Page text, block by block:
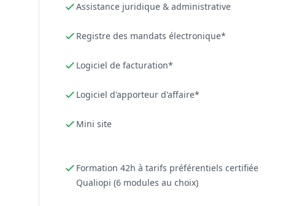
Assistance juridique & administrative
Registre des mandats électronique*
Logiciel de facturation*
Logiciel d'apporteur d'affaire*
Mini site
Formation 42h à tarifs préférentiels certifiée
Qualiopi (6 modules au choix)